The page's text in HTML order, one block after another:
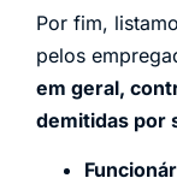
Por fim,
pelos
em geral,
demitidas por